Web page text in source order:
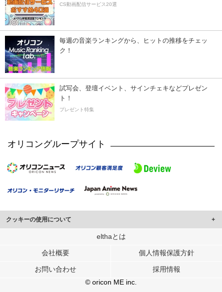
CS動画配信サービス20選
毎週の音楽ランキングから、ヒットの推移をチェッ
ク！
試写会、登壇イベント、サインチェキなどプレゼン
ト！
プレゼント特集
オリコングループサイト
クッキーの使用について
このサイトでは Cookie を使用して、ユーザーに合わせたコンテンツや広告の
行っています。
メディアや広告配信、データ解析の各パートナーに提供しています。
各パートナーは、この情報とユーザーが各パートナーに提供した他の情報や、
ユーザーが各パートナーのサービスを使用したときに収集した他の情報を組み
elthaとは
会社概要 個人情報保護方針
お問い合わせ
採用情報
© oricon ME inc.